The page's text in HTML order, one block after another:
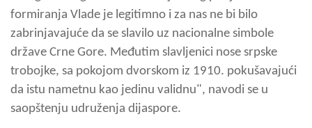
formiranja Vlade je legitimno i za nas ne bi bilo
zabrinjavajuće da se slavilo uz nacionalne simbole
države Crne Gore. Međutim slavljenici nose srpske
trobojke, sa pokojom dvorskom iz 1910. pokušavajući
da istu nametnu kao jedinu validnu", navodi se u
saopštenju udruženja dijaspore.